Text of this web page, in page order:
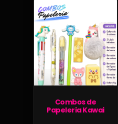
Combos de
Papeleria Kawai